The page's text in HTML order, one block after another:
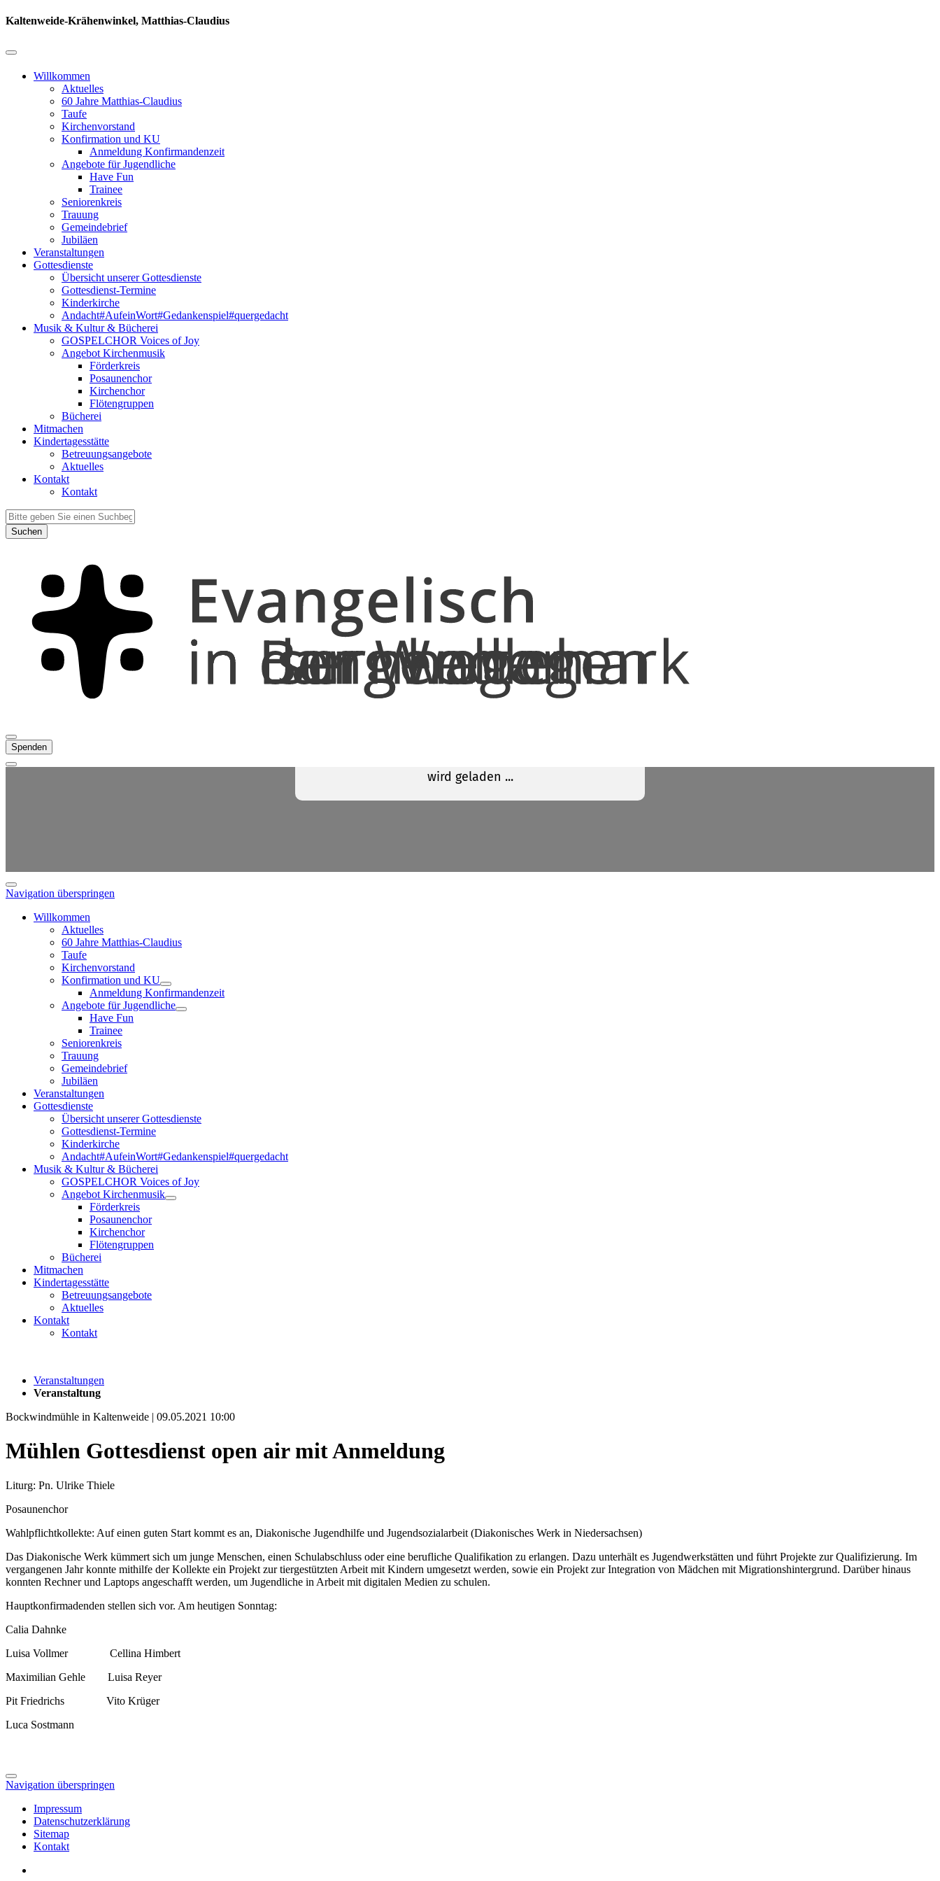
Kaltenweide-Krähenwinkel, Matthias-Claudius
Willkommen
Aktuelles
60 Jahre Matthias-Claudius
Taufe
Kirchenvorstand
Konfirmation und KU
Anmeldung Konfirmandenzeit
Angebote für Jugendliche
Have Fun
Trainee
Seniorenkreis
Trauung
Gemeindebrief
Jubiläen
Veranstaltungen
Gottesdienste
Übersicht unserer Gottesdienste
Gottesdienst-Termine
Kinderkirche
Andacht#AufeinWort#Gedankenspiel#quergedacht
Musik & Kultur & Bücherei
GOSPELCHOR Voices of Joy
Angebot Kirchenmusik
Förderkreis
Posaunenchor
Kirchenchor
Flötengruppen
Bücherei
Mitmachen
Kindertagesstätte
Betreuungsangebote
Aktuelles
Kontakt
Kontakt
Suchen
Spenden
Navigation überspringen
Willkommen
Aktuelles
60 Jahre Matthias-Claudius
Taufe
Kirchenvorstand
Konfirmation und KU
Anmeldung Konfirmandenzeit
Angebote für Jugendliche
Have Fun
Trainee
Seniorenkreis
Trauung
Gemeindebrief
Jubiläen
Veranstaltungen
Gottesdienste
Übersicht unserer Gottesdienste
Gottesdienst-Termine
Kinderkirche
Andacht#AufeinWort#Gedankenspiel#quergedacht
Musik & Kultur & Bücherei
GOSPELCHOR Voices of Joy
Angebot Kirchenmusik
Förderkreis
Posaunenchor
Kirchenchor
Flötengruppen
Bücherei
Mitmachen
Kindertagesstätte
Betreuungsangebote
Aktuelles
Kontakt
Kontakt
Veranstaltungen
Veranstaltung
Bockwindmühle in Kaltenweide | 09.05.2021 10:00
Mühlen Gottesdienst open air mit Anmeldung
Liturg: Pn. Ulrike Thiele
Posaunenchor
Wahlpflichtkollekte: Auf einen guten Start kommt es an, Diakonische Jugendhilfe und Jugendsozialarbeit (Diakonisches Werk in Niedersachsen)
Das Diakonische Werk kümmert sich um junge Menschen, einen Schulabschluss oder eine berufliche Qualifikation zu erlangen. Dazu unterhält es Jugendwerkstätten und führt Projekte zur Qualifizierung. Im
vergangenen Jahr konnte mithilfe der Kollekte ein Projekt zur tiergestützten Arbeit mit Kindern umgesetzt werden, sowie ein Projekt zur Integration von Mädchen mit Migrationshintergrund. Darüber hinaus
konnten Rechner und Laptops angeschafft werden, um Jugendliche in Arbeit mit digitalen Medien zu schulen.
Hauptkonfirmadenden stellen sich vor. Am heutigen Sonntag:
Calia Dahnke
Luisa Vollmer Cellina Himbert
Maximilian Gehle Luisa Reyer
Pit Friedrichs Vito Krüger
Luca Sostmann
Navigation überspringen
Impressum
Datenschutzerklärung
Sitemap
Kontakt